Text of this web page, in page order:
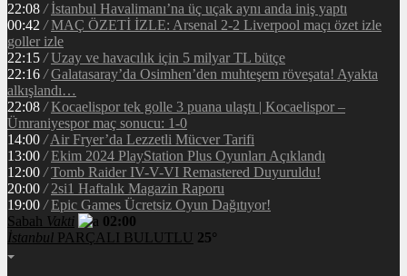
22:08 / İstanbul Havalimanı’na üç uçak aynı anda iniş yaptı
00:42 / MAÇ ÖZETİ İZLE: Arsenal 2-2 Liverpool maçı özet izle
goller izle
22:15 / Uzay ve havacılık için 5 milyar TL bütçe
22:16 / Galatasaray’da Osimhen’den muhteşem röveşata! Ayakta
alkışlandı…
22:08 / Kocaelispor tek golle 3 puana ulaştı | Kocaelispor –
Ümraniyespor maç sonucu: 1-0
14:00 / Air Fryer’da Lezzetli Mücver Tarifi
13:00 / Ekim 2024 PlayStation Plus Oyunları Açıklandı
12:00 / Tomb Raider IV-V-VI Remastered Duyuruldu!
20:00 / 2si1 Haftalık Magazin Raporu
19:00 / Epic Games Ücretsiz Oyun Dağıtıyor!
Sabah Vakti
02:00
İstanbul PARÇALI BULUTLU 25°